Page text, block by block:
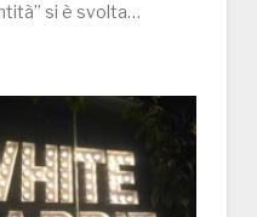
si è svolta…